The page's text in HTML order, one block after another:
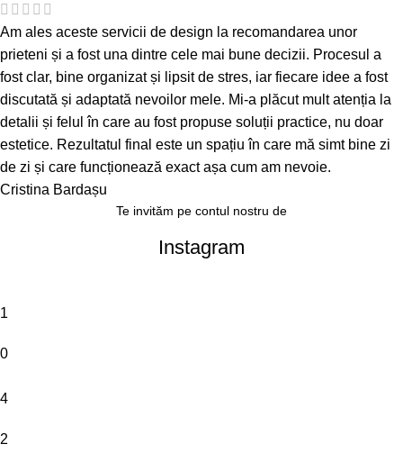
Am ales aceste servicii de design la recomandarea unor
prieteni și a fost una dintre cele mai bune decizii. Procesul a
fost clar, bine organizat și lipsit de stres, iar fiecare idee a fost
discutată și adaptată nevoilor mele. Mi-a plăcut mult atenția la
detalii și felul în care au fost propuse soluții practice, nu doar
estetice. Rezultatul final este un spațiu în care mă simt bine zi
de zi și care funcționează exact așa cum am nevoie.
Cristina Bardașu
Te invităm pe contul nostru de
Instagram
1
0
4
2